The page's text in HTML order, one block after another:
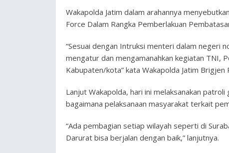
Wakapolda Jatim dalam arahannya
Force Dalam Rangka Pemberlakuan
“Sesuai dengan Intruksi menteri dalam negeri
mengatur dan mengamanahkan kegiatan TNI,
Kabupaten/kota” kata Wakapolda Jatim
Lanjut Wakapolda, hari ini melaksanakan
bagaimana pelaksanaan masyarakat terkait
“Ada pembagian setiap wilayah seperti di
Darurat bisa berjalan dengan baik,” lanjutnya.